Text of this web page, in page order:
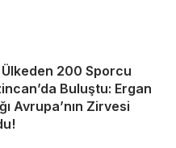
200 Sporcu
Buluştu: Ergan
Avrupa’nın Zirvesi